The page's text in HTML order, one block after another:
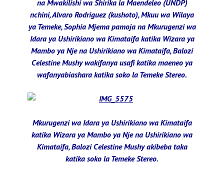
na Mwakilishi wa Shirika la Maendeleo (UNDP)
nchini, Alvaro Rodriguez (kushoto), Mkuu wa Wilaya
ya Temeke, Sophia Mjema pamoja na Mkurugenzi wa
Idara ya Ushirikiano wa Kimataifa katika Wizara ya
Mambo ya Nje na Ushirikiano wa Kimataifa, Balozi
Celestine Mushy wakifanya usafi katika maeneo ya
wafanyabiashara katika soko la Temeke Stereo.
Mkurugenzi wa Idara ya Ushirikiano wa Kimataifa
katika Wizara ya Mambo ya Nje na Ushirikiano wa
Kimataifa, Balozi Celestine Mushy akibeba taka
katika soko la Temeke Stereo.